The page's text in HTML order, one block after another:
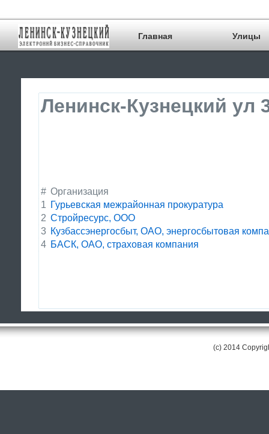
Главная Улицы
Ленинск-Кузнецкий ул
# Организация
1 Гурьевская межрайонная прокуратура
2 Стройресурс, ООО
3 Кузбассэнергосбыт, ОАО, энергосбытовая
4 БАСК, ОАО, страховая компания
(c) 2014